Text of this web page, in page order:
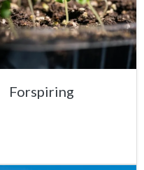
Forspiring